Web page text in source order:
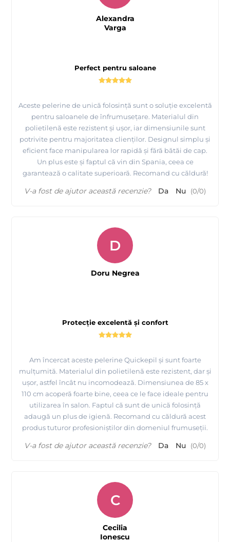
Perfect pentru saloane
Aceste pelerine de unică folosință sunt o soluție excelentă
pentru saloanele de înfrumusețare. Materialul din
polietilenă este rezistent și ușor, iar dimensiunile sunt
potrivite pentru majoritatea clienților. Designul simplu și
eficient face manipularea lor rapidă și fără bătăi de cap.
Un plus este și faptul că vin din Spania, ceea ce
garantează o calitate superioară. Recomand cu căldură!
Alexandra
Varga
V-a fost de ajutor această recenzie? Da Nu (0/0)
Protecție excelentă și confort
Am încercat aceste pelerine Quickepil și sunt foarte
mulțumită. Materialul din polietilenă este rezistent, dar și
ușor, astfel încât nu incomodează. Dimensiunea de 85 x
110 cm acoperă foarte bine, ceea ce le face ideale pentru
utilizarea în salon. Faptul că sunt de unică folosință
adaugă un plus de igienă. Recomand cu căldură acest
produs tuturor profesioniștilor din domeniul frumuseții.
D
Doru Negrea
V-a fost de ajutor această recenzie? Da Nu (0/0)
C
Cecilia
Ionescu